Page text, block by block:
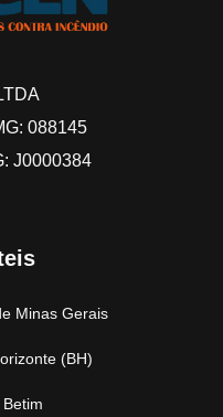
088145
J0000384
Minas Gerais
(BH)